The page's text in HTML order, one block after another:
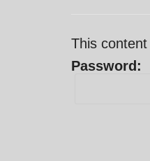
This
Password: